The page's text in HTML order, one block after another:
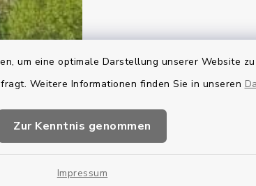
um eine optimale Darstellung unserer Website
Weitere Informationen finden Sie in unseren
Zur Kenntnis genommen
Impressum